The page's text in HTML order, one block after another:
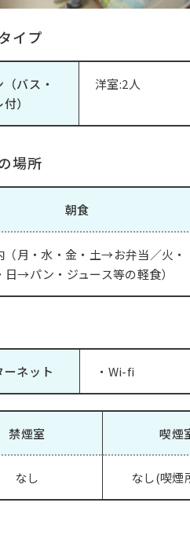
イプ
バス・
）
洋室:2人
場所
朝食
（月・水・金・土→お弁当／火・
日→パン・ジュース等の軽食）
ーネット ・Wi-fi
禁煙室
なし
喫煙
なし(喫煙